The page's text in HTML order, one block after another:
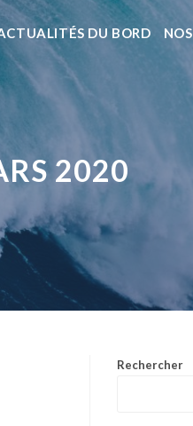
DU BORD
2020
Rechercher